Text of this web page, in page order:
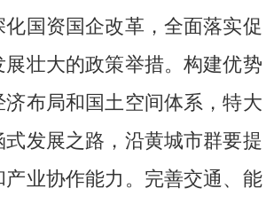
国资国企改革，全面落实促
展壮大的政策举措。构建优势
济布局和国土空间体系，特大
发展之路，沿黄城市群要提
产业协作能力。完善交通、能